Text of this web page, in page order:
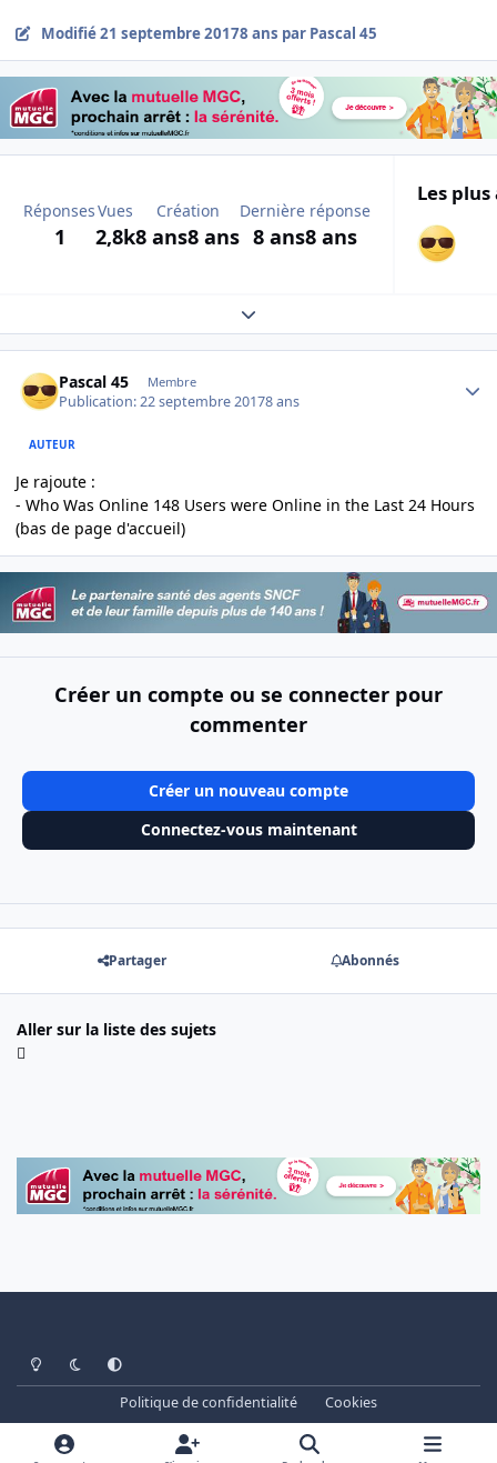
Modifié21 septembre 20178 ans par Pascal 45
Réponses
1
Vues
2,8k
Création
8 ans8 ans
Dernière réponse
8 ans8 ans
Les
Expand topic overview
Pascal 45 Membre
Publication:22 septembre 20178 ans
AUTEUR
Je rajoute :
- Who Was Online 148 Users were Online in the Last 24 Hours
(bas de page d'accueil)
Créer un compte ou se connecter pour
commenter
Créer un nouveau compte
Connectez-vous maintenant
Partager Abonnés
Aller sur la liste des sujets
Light ModeDark ModeSystem Preference
Politique de confidentialité
Cookies
www.cheminots.net - Forum Libre depuis 2003
Powered by
Invision Community